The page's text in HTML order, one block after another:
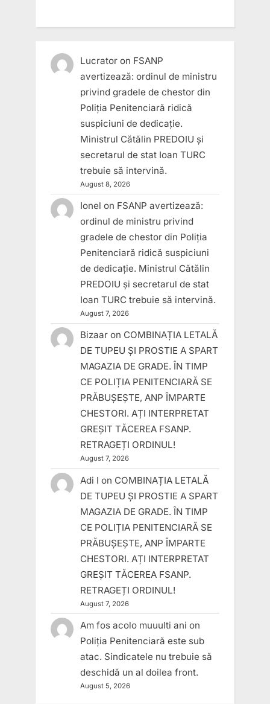
Lucrator on FSANP
avertizează: ordinul de ministru
privind gradele de chestor din
Poliția Penitenciară ridică
suspiciuni de dedicație.
Ministrul Cătălin PREDOIU și
secretarul de stat Ioan TURC
trebuie să intervină.
August 8, 2026
Ionel on FSANP avertizează:
ordinul de ministru privind
gradele de chestor din Poliția
Penitenciară ridică suspiciuni
de dedicație. Ministrul Cătălin
PREDOIU și secretarul de stat
Ioan TURC trebuie să intervină.
August 7, 2026
Bizaar on COMBINAȚIA LETALĂ
DE TUPEU ȘI PROSTIE A SPART
MAGAZIA DE GRADE. ÎN TIMP
CE POLIȚIA PENITENCIARĂ SE
PRĂBUȘEȘTE, ANP ÎMPARTE
CHESTORI. AȚI INTERPRETAT
GREȘIT TĂCEREA FSANP.
RETRAGEȚI ORDINUL!
August 7, 2026
Adi I on COMBINAȚIA LETALĂ
DE TUPEU ȘI PROSTIE A SPART
MAGAZIA DE GRADE. ÎN TIMP
CE POLIȚIA PENITENCIARĂ SE
PRĂBUȘEȘTE, ANP ÎMPARTE
CHESTORI. AȚI INTERPRETAT
GREȘIT TĂCEREA FSANP.
RETRAGEȚI ORDINUL!
August 7, 2026
Am fos acolo muuulti ani on
Poliția Penitenciară este sub
atac. Sindicatele nu trebuie să
deschidă un al doilea front.
August 5, 2026